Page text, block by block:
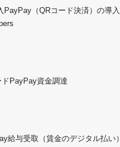
PayPay（QRコード決済）の導入
PayPay資金調達
給与受取（賃金のデジタル払い）